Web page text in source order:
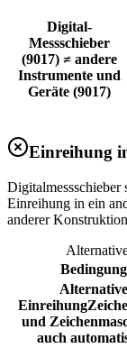
Digital-
Messschieber
(9017) ≠ andere
Instrumente und
Geräte (9017)
Einreihung
Digitalmessschieber
Einreihung in ein
anderer
Bedingung
Alternative
Einreihung
und
auch